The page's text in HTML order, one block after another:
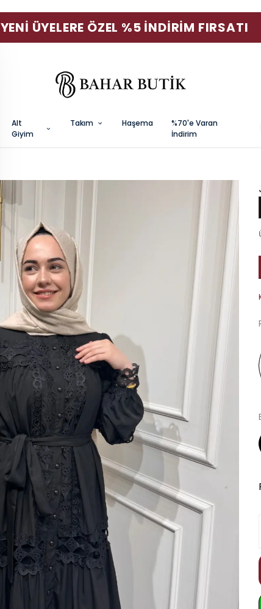
YENI ÜYELERE ÖZEL %5 İNDIRIM FIRSATI
Alt
Giyim
Takım Haşema
%70'e Varan
İndirim